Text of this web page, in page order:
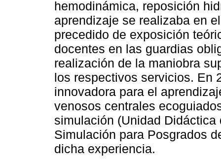
hemodinámica, reposición
aprendizaje se realizaba en
precedido de exposición
docentes en las guardias
realización de la maniobra
los respectivos servicios. En
innovadora para el
venosos centrales
simulación (Unidad
Simulación para Posgrados
dicha experiencia.